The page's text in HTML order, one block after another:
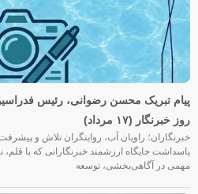
پیام تبریک محسن رضوانی، رئیس
روز خبرنگار (۱۷ مرداد)
پاسداشت جایگاه ارزشمند خبرنگارانی که با
مهمی در آگاهی‌بخشی، توسعه